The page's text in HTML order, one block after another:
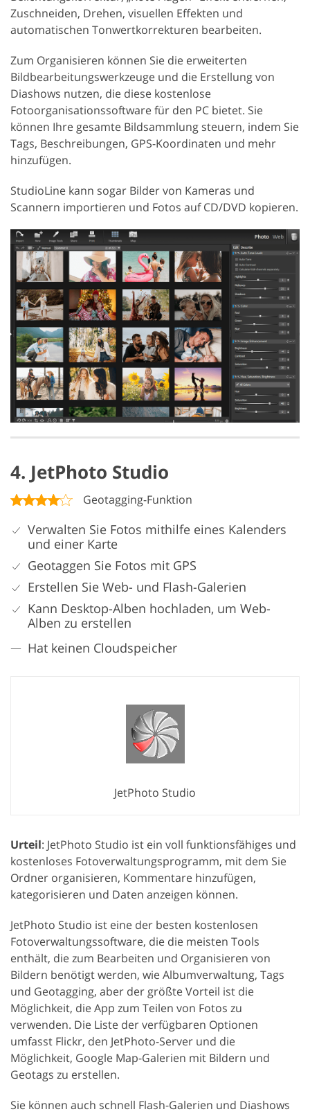
Zuschneiden, Drehen, visuellen Effekten und
automatischen Tonwertkorrekturen bearbeiten.
Zum Organisieren können Sie die erweiterten
Bildbearbeitungswerkzeuge und die Erstellung von
Diashows nutzen, die diese kostenlose
Fotoorganisationssoftware für den PC bietet. Sie
können Ihre gesamte Bildsammlung steuern, indem Sie
Tags, Beschreibungen, GPS-Koordinaten und mehr
hinzufügen.
StudioLine kann sogar Bilder von Kameras und
Scannern importieren und Fotos auf CD/DVD kopieren.
4. JetPhoto Studio
Geotagging-Funktion
Verwalten Sie Fotos mithilfe eines Kalenders
und einer Karte
Geotaggen Sie Fotos mit GPS
Erstellen Sie Web- und Flash-Galerien
Kann Desktop-Alben hochladen, um Web-
Alben zu erstellen
Hat keinen Cloudspeicher
JetPhoto Studio
Urteil: JetPhoto Studio ist ein voll funktionsfähiges und
kostenloses Fotoverwaltungsprogramm, mit dem Sie
Ordner organisieren, Kommentare hinzufügen,
kategorisieren und Daten anzeigen können.
JetPhoto Studio ist eine der besten kostenlosen
Fotoverwaltungssoftware, die die meisten Tools
enthält, die zum Bearbeiten und Organisieren von
Bildern benötigt werden, wie Albumverwaltung, Tags
und Geotagging, aber der größte Vorteil ist die
Möglichkeit, die App zum Teilen von Fotos zu
verwenden. Die Liste der verfügbaren Optionen
umfasst Flickr, den JetPhoto-Server und die
Möglichkeit, Google Map-Galerien mit Bildern und
Geotags zu erstellen.
Sie können auch schnell Flash-Galerien und Diashows